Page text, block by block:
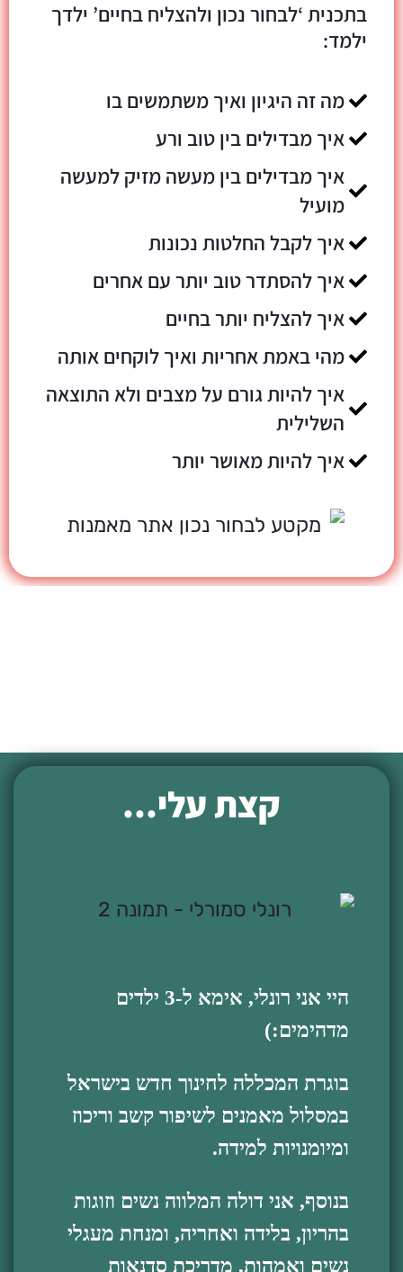
בתכנית ‘לבחור נכון ולהצליח בחיים’ ילדך
ילמד:
מה זה היגיון ואיך משתמשים בו
איך מבדילים בין טוב ורע
איך מבדילים בין מעשה מזיק למעשה
מועיל
איך לקבל החלטות נכונות
איך להסתדר טוב יותר עם אחרים
איך להצליח יותר בחיים
מהי באמת אחריות ואיך לוקחים אותה
איך להיות גורם על מצבים ולא התוצאה
השלילית
איך להיות מאושר יותר
קצת עלי...
היי אני רונלי, אימא ל-3 ילדים
מדהימים:)
בוגרת המכללה לחינוך חדש בישראל
במסלול מאמנים לשיפור קשב וריכוז
ומיומנויות למידה.
בנוסף, אני דולה המלווה נשים וזוגות
בהריון, בלידה ואחריה, ומנחת מעגלי
נשים ואמהות, מדריכת סדנאות